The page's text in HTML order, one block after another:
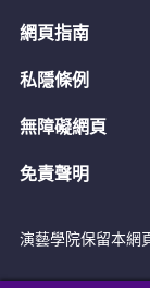
網頁指南
私隱條例
無障礙網頁
免責聲明
演藝學院保留本網